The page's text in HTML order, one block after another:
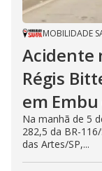
MOBILIDADE
Acidente
Régis
em
Na manhã de 5
282,5 da BR-
das Artes/SP,...